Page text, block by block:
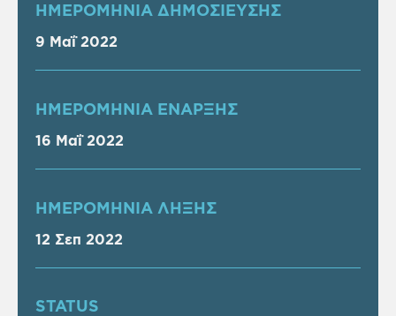
ΗΜΕΡΟΜΗΝΙΑ ΔΗΜΟΣΙΕΥΣΗΣ
9 Μαΐ 2022
ΗΜΕΡΟΜΗΝΙΑ ΕΝΑΡΞΗΣ
16 Μαΐ 2022
ΗΜΕΡΟΜΗΝΙΑ ΛΗΞΗΣ
12 Σεπ 2022
STATUS